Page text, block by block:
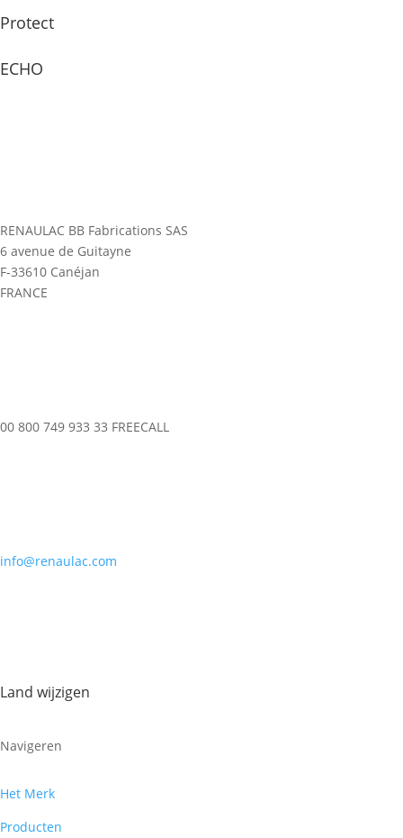
Protect
ECHO
RENAULAC BB Fabrications SAS
6 avenue de Guitayne
F-33610 Canéjan
FRANCE
00 800 749 933 33 FREECALL
info@renaulac.com
Land wijzigen
Navigeren
Het Merk
Producten